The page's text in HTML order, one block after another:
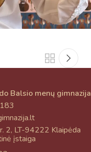
Balsio menų gimnazija
2, LT-94222 Klaipėda
įstaiga